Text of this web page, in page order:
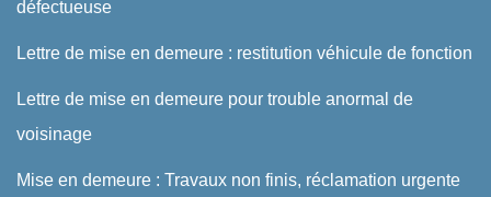
défectueuse
Lettre de mise en demeure : restitution véhicule de fonction
Lettre de mise en demeure pour trouble anormal de
voisinage
Mise en demeure : Travaux non finis, réclamation urgente